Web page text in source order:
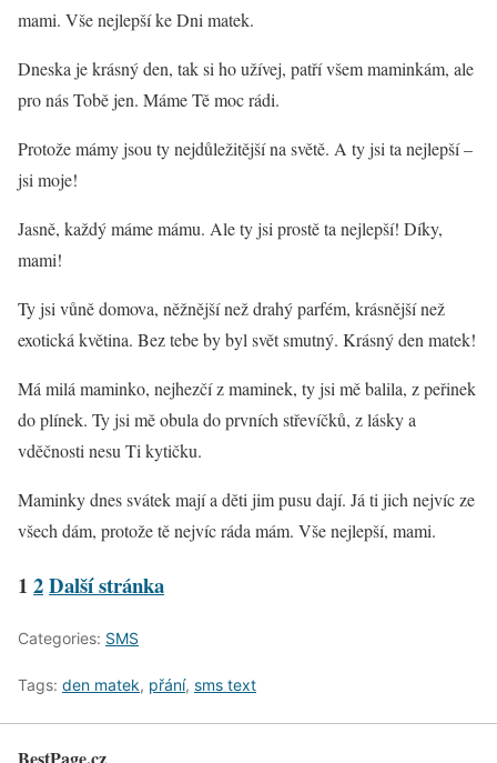
mami. Vše nejlepší ke Dni matek.
Dneska je krásný den, tak si ho užívej, patří všem maminkám, ale
pro nás Tobě jen. Máme Tě moc rádi.
Protože mámy jsou ty nejdůležitější na světě. A ty jsi ta nejlepší –
jsi moje!
Jasně, každý máme mámu. Ale ty jsi prostě ta nejlepší! Díky,
mami!
Ty jsi vůně domova, něžnější než drahý parfém, krásnější než
exotická květina. Bez tebe by byl svět smutný. Krásný den matek!
Má milá maminko, nejhezčí z maminek, ty jsi mě balila, z peřinek
do plínek. Ty jsi mě obula do prvních střevíčků, z lásky a
vděčnosti nesu Ti kytičku.
Maminky dnes svátek mají a děti jim pusu dají. Já ti jich nejvíc ze
všech dám, protože tě nejvíc ráda mám. Vše nejlepší, mami.
12Další stránka
Categories: SMS
Tags: den matek, přání, sms text